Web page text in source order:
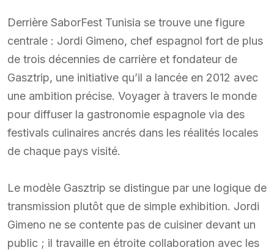
Derrière SaborFest Tunisia se trouve une figure
centrale : Jordi Gimeno, chef espagnol fort de plus
de trois décennies de carrière et fondateur de
Gasztrip, une initiative qu’il a lancée en 2012 avec
une ambition précise. Voyager à travers le monde
pour diffuser la gastronomie espagnole via des
festivals culinaires ancrés dans les réalités locales
de chaque pays visité.
Le modèle Gasztrip se distingue par une logique de
transmission plutôt que de simple exhibition. Jordi
Gimeno ne se contente pas de cuisiner devant un
public ; il travaille en étroite collaboration avec les